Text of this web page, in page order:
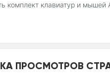
комплект клавиатур и
ПРОСМОТРОВ